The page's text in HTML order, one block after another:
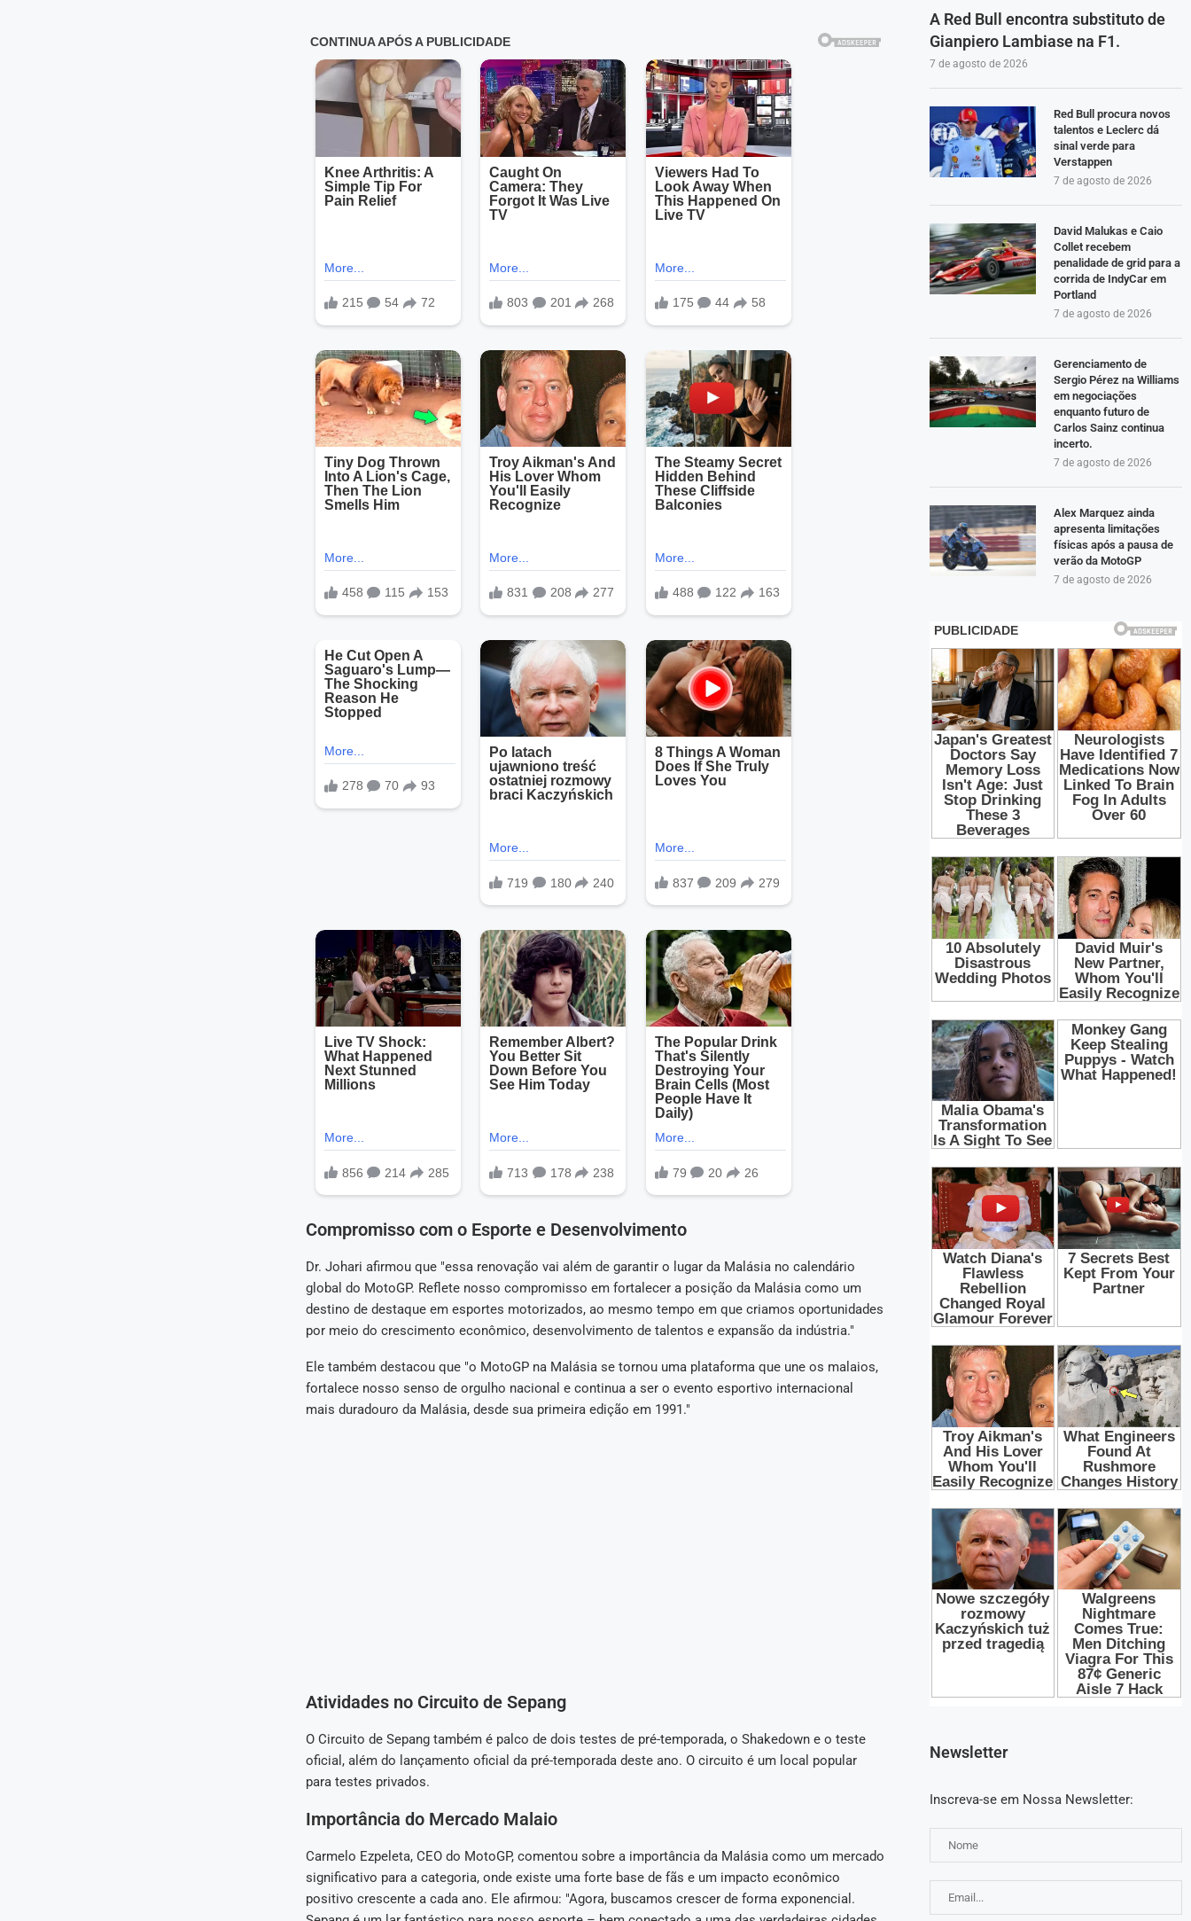
Compromisso com o Esporte e Desenvolvimento
Dr. Johari afirmou que "essa renovação vai além de garantir o lugar da Malásia no calendário
global do MotoGP. Reflete nosso compromisso em fortalecer a posição da Malásia como um
destino de destaque em esportes motorizados, ao mesmo tempo em que criamos oportunidades
por meio do crescimento econômico, desenvolvimento de talentos e expansão da indústria."
Ele também destacou que "o MotoGP na Malásia se tornou uma plataforma que une os malaios,
fortalece nosso senso de orgulho nacional e continua a ser o evento esportivo internacional
mais duradouro da Malásia, desde sua primeira edição em 1991."
Atividades no Circuito de Sepang
O Circuito de Sepang também é palco de dois testes de pré-temporada, o Shakedown e o teste
oficial, além do lançamento oficial da pré-temporada deste ano. O circuito é um local popular
para testes privados.
Importância do Mercado Malaio
Carmelo Ezpeleta, CEO do MotoGP, comentou sobre a importância da Malásia como um mercado
significativo para a categoria, onde existe uma forte base de fãs e um impacto econômico
positivo crescente a cada ano. Ele afirmou: "Agora, buscamos crescer de forma exponencial.
A Red Bull encontra substituto de
Gianpiero Lambiase na F1.
7 de agosto de 2026
Red Bull procura novos
talentos e Leclerc dá
sinal verde para
Verstappen
7 de agosto de 2026
David Malukas e Caio
Collet recebem
penalidade de grid para a
corrida de IndyCar em
Portland
7 de agosto de 2026
Gerenciamento de
Sergio Pérez na Williams
em negociações
enquanto futuro de
Carlos Sainz continua
incerto.
7 de agosto de 2026
Alex Marquez ainda
apresenta limitações
físicas após a pausa de
verão da MotoGP
7 de agosto de 2026
Newsletter
Inscreva-se em Nossa Newsletter: